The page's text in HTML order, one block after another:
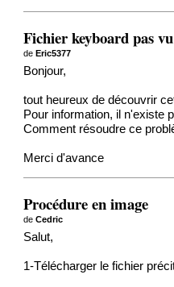
Fichier keyboard pas
de Eric5377
Bonjour,
tout heureux de découvrir
Pour information, il n'existe
Comment résoudre ce
Merci d'avance
Procédure en image
deCedric
Salut,
1-Télécharger le fichier